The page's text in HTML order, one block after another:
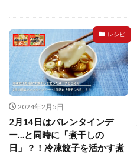
レシピ
2024年2月5日
2月14日はバレンタインデ
ー…と同時に「煮干しの
日」？！冷凍餃子を活かす煮